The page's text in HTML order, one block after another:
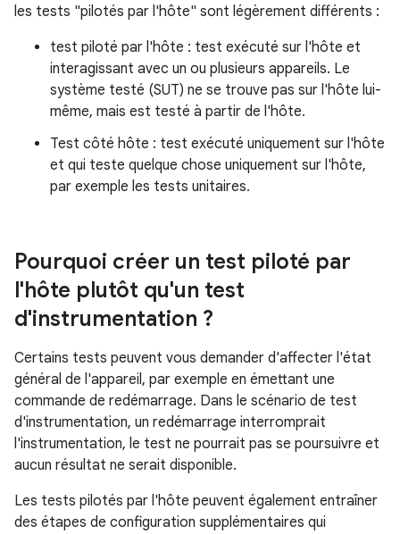
les tests "pilotés par l'hôte" sont légèrement différents :
test piloté par l'hôte : test exécuté sur l'hôte et
interagissant avec un ou plusieurs appareils. Le
système testé (SUT) ne se trouve pas sur l'hôte lui-
même, mais est testé à partir de l'hôte.
Test côté hôte : test exécuté uniquement sur l'hôte
et qui teste quelque chose uniquement sur l'hôte,
par exemple les tests unitaires.
Pourquoi créer un test piloté par
l'hôte plutôt qu'un test
d'instrumentation ?
Certains tests peuvent vous demander d'affecter l'état
général de l'appareil, par exemple en émettant une
commande de redémarrage. Dans le scénario de test
d'instrumentation, un redémarrage interromprait
l'instrumentation, le test ne pourrait pas se poursuivre et
aucun résultat ne serait disponible.
Les tests pilotés par l'hôte peuvent également entraîner
des étapes de configuration supplémentaires qui